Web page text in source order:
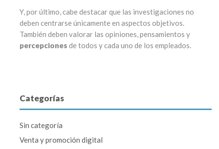
Y, por último, cabe destacar que las investigaciones no
deben centrarse únicamente en aspectos objetivos.
También deben valorar las opiniones, pensamientos y
percepciones de todos y cada uno de los empleados.
Categorías
Sin categoría
Venta y promoción digital